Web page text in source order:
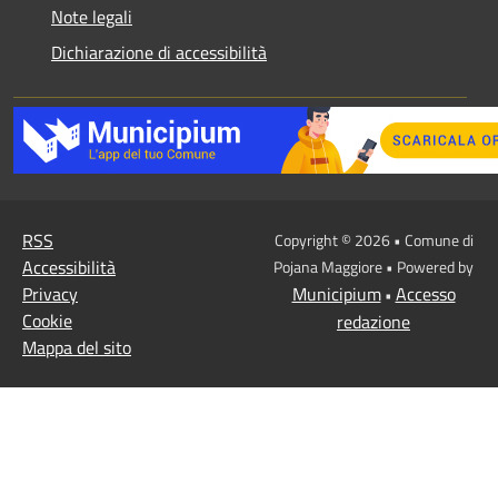
Note legali
Dichiarazione di accessibilità
RSS
Accessibilità
Privacy
Cookie
Mappa del sito
Copyright © 2026 • Comune di
Pojana Maggiore • Powered by
Municipium• Accesso
redazione